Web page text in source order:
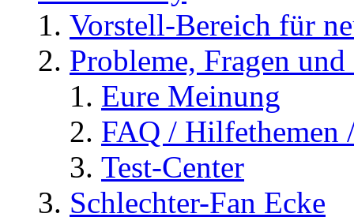
Vorstell-Bereich für
Probleme, Fragen
Eure Meinung
FAQ / Hilfethemen
Test-Center
Schlechter-Fan Ecke